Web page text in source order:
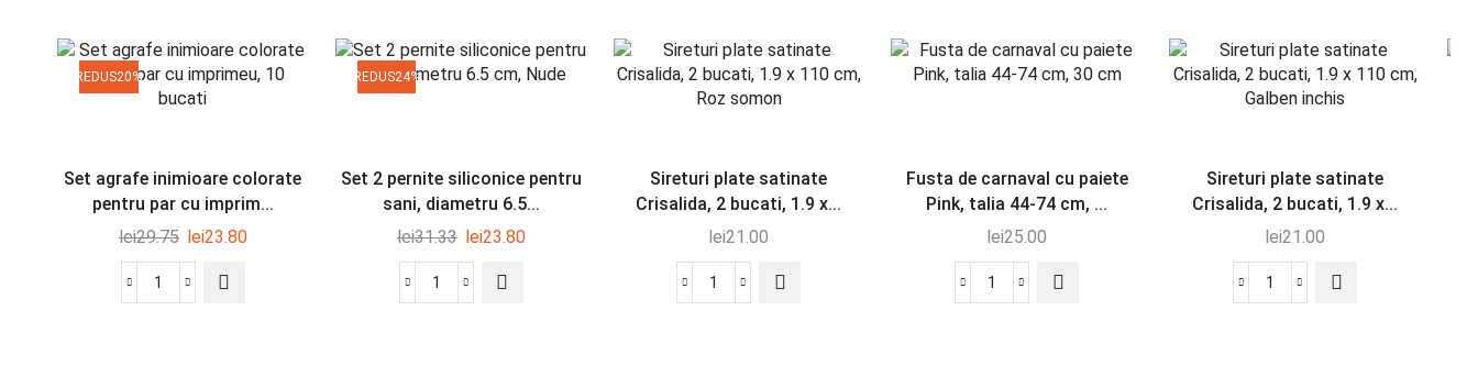
REDUS20%
Set agrafe inimioare colorate
pentru par cu imprim...
lei29.75 lei23.80
REDUS24%
Set 2 pernite siliconice pentru
sani, diametru 6.5...
lei31.33 lei23.80
Sireturi plate satinate
Crisalida, 2 bucati, 1.9 x...
lei21.00
Fusta de carnaval cu paiete
Pink, talia 44-74 cm, ...
lei25.00
Sireturi plate satinate
Crisalida, 2 bucati, 1.9 x...
lei21.00